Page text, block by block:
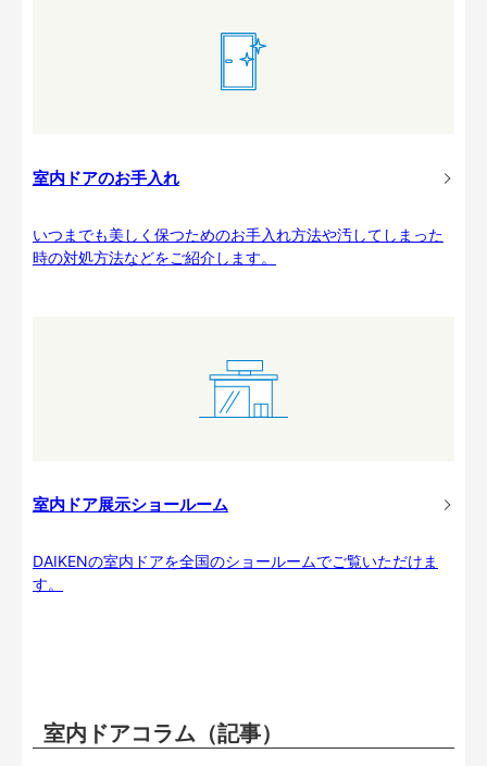
室内ドアのお手入れ
いつまでも美しく保つためのお手入れ方法や汚してしまった
時の対処方法などをご紹介します。
室内ドア展示ショールーム
DAIKENの室内ドアを全国のショールームでご覧いただけま
す。
室内ドアコラム（記事）